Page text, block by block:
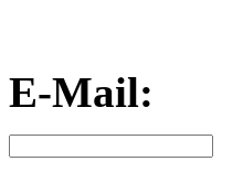
E-Mail: